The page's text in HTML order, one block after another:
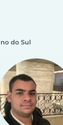
do Sul